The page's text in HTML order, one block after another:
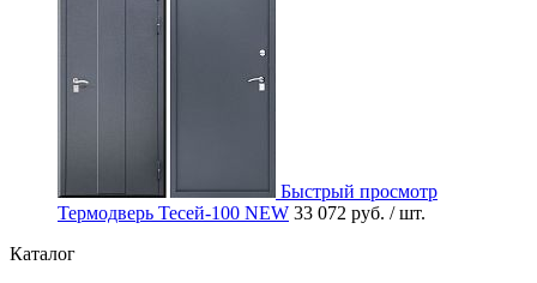
Быстрый просмотр
Термодверь Тесей-100 NEW 33 072 руб. / шт.
Каталог